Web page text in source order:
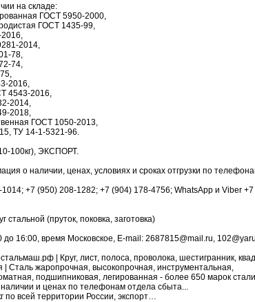
на складе:
ГОСТ 5950-2000,
ГОСТ 1435-99,
2014,
78,
74,
2016,
4543-2016,
2014,
2018,
ГОСТ 1050-2013,
ТУ 14-1-5321-96.
100кг), ЭКСПОРТ.
о наличии, ценах, условиях и сроках отгрузки по
+7 (950) 208-1282; +7 (904) 178-4756; WhatsApp и Viber
(пруток, поковка, заготовка)
16:00, время Московское, E-mail: 2687815@mail.ru,
| Круг, лист, полоса, проволока, шестигранник,
| Сталь жаропрочная, высокопрочная, инструментальная,
подшипниковая, легированная - более 650 марок
и ценах по телефонам отдела сбыта...
по всей территории России, экспорт…